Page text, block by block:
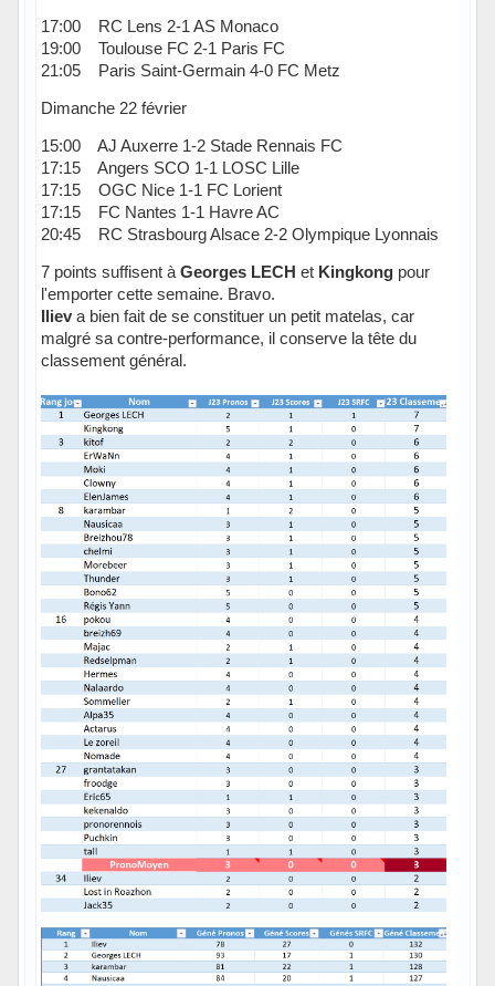
17:00 RC Lens 2-1 AS Monaco
19:00 Toulouse FC 2-1 Paris FC
21:05 Paris Saint-Germain 4-0 FC Metz
Dimanche 22 février
15:00 AJ Auxerre 1-2 Stade Rennais FC
17:15 Angers SCO 1-1 LOSC Lille
17:15 OGC Nice 1-1 FC Lorient
17:15 FC Nantes 1-1 Havre AC
20:45 RC Strasbourg Alsace 2-2 Olympique Lyonnais
7 points suffisent à Georges LECH et Kingkongpour
l'emporter cette semaine. Bravo.
Ilieva bien fait de se constituer un petit matelas, car
malgré sa contre-performance, il conserve la tête du
classement général.